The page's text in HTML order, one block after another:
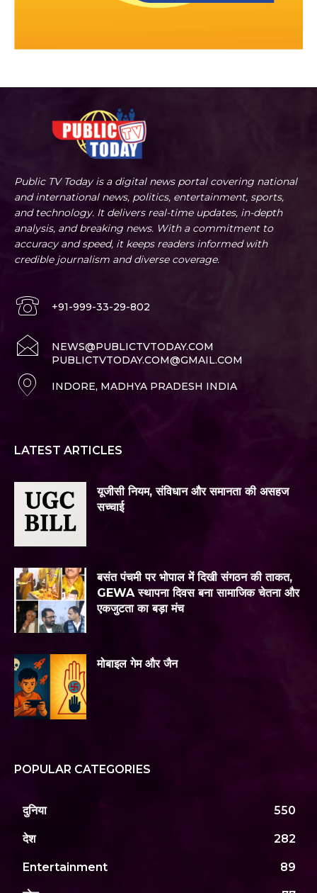
Public TV Today is a digital news portal covering national
and international news, politics, entertainment, sports,
and technology. It delivers real-time updates, in-depth
analysis, and breaking news. With a commitment to
accuracy and speed, it keeps readers informed with
credible journalism and diverse coverage.
+91-999-33-29-802
NEWS@PUBLICTVTODAY.COM
PUBLICTVTODAY.COM@GMAIL.COM
INDORE, MADHYA PRADESH INDIA
LATEST ARTICLES
यूजीसी नियम, संविधान और समानता की असहज
सच्चाई
बसंत पंचमी पर भोपाल में दिखी संगठन की ताकत,
GEWA स्थापना दिवस बना सामाजिक चेतना और
एकजुटता का बड़ा मंच
मोबाइल गेम और जैन
POPULAR CATEGORIES
दुनिया 550
देश 282
Entertainment 89